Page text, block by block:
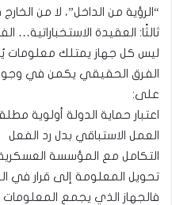
“الرؤية من الداخل”، لا من
ثالثًا: العقيدة الاستخباراتية…
ليس كل جهاز يمتلك معلومات
الفرق الحقيقي يكمن في
على:
اعتبار حماية الدولة أولوية
العمل الاستباقي بدل رد الفعل
التكامل مع المؤسسة العسكرية
تحويل المعلومة إلى قرار في
فالجهاز الذي يجمع